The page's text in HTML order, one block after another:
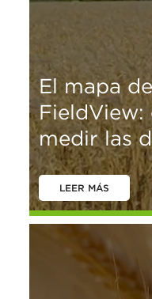
El mapa
FieldView:
medir las
LEER MÁS